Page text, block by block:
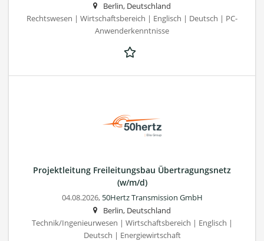
Berlin, Deutschland
Rechtswesen | Wirtschaftsbereich | Englisch | Deutsch | PC-
Anwenderkenntnisse
Projektleitung Freileitungsbau Übertragungsnetz
(w/m/d)
04.08.2026, 50Hertz Transmission GmbH
Berlin, Deutschland
Technik/Ingenieurwesen | Wirtschaftsbereich | Englisch |
Deutsch | Energiewirtschaft